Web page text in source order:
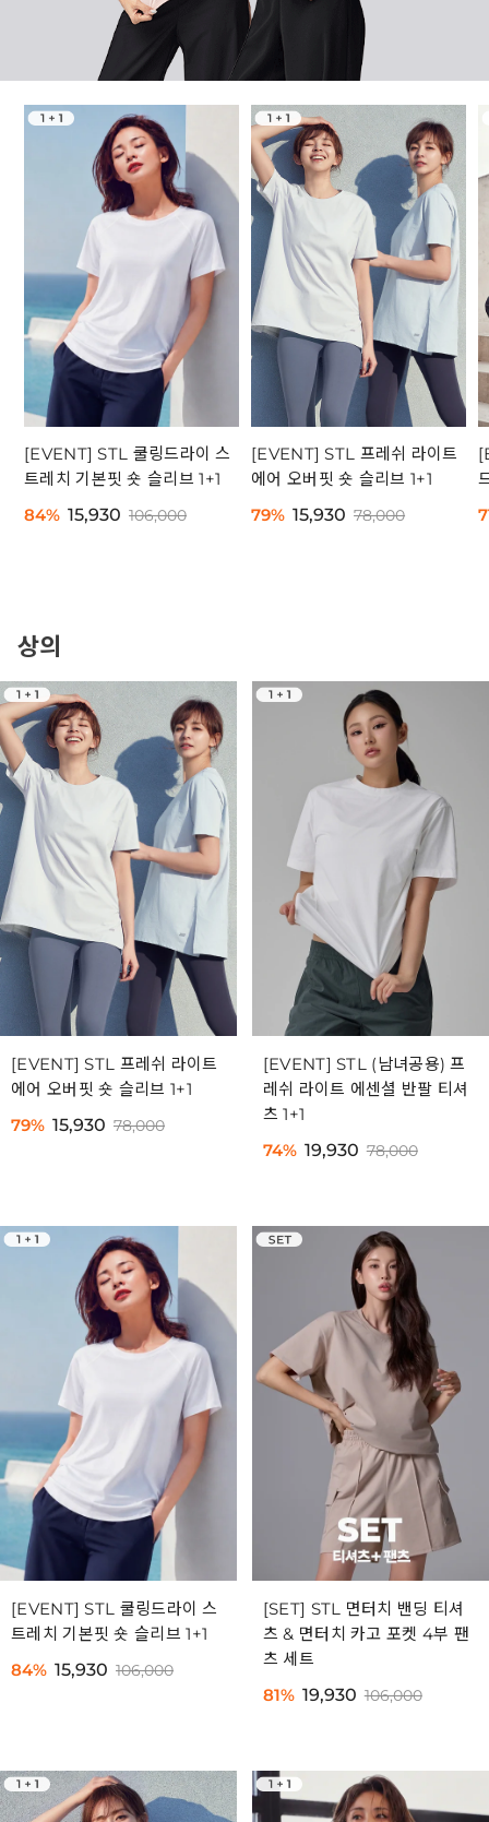
[EVENT] STL 쿨링드라이 스
트레치 기본핏 숏 슬리브 1+1
84% 15,930 106,000
[EVENT] STL 프레쉬 라이트
에어 오버핏 숏 슬리브 1+1
79% 15,930 78,000
상의
[EVENT] STL 프레쉬 라이트
에어 오버핏 숏 슬리브 1+1
79% 15,930 78,000
[EVENT] STL (남녀공용) 프
레쉬 라이트 에센셜 반팔 티셔
츠 1+1
74% 19,930 78,000
[EVENT] STL 쿨링드라이 스
트레치 기본핏 숏 슬리브 1+1
84% 15,930 106,000
[SET] STL 면터치 밴딩 티셔
츠 & 면터치 카고 포켓 4부 팬
츠 세트
81% 19,930 106,000